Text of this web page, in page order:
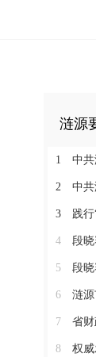
涟源
1 中共涟源
2 中共
3 践行“文
4 段晓
5 段晓
6 涟
7 省
8 权威发布